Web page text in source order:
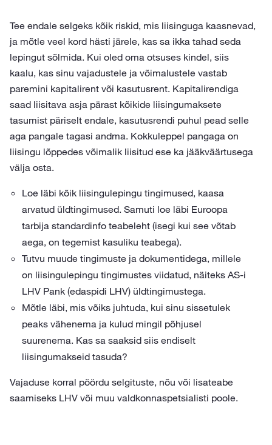
Tee endale selgeks kõik riskid, mis liisinguga kaasnevad,
ja mõtle veel kord hästi järele, kas sa ikka tahad seda
lepingut sõlmida. Kui oled oma otsuses kindel, siis
kaalu, kas sinu vajadustele ja võimalustele vastab
paremini kapitalirent või kasutusrent. Kapitalirendiga
saad liisitava asja pärast kõikide liisingumaksete
tasumist päriselt endale, kasutusrendi puhul pead selle
aga pangale tagasi andma. Kokkuleppel pangaga on
liisingu lõppedes võimalik liisitud ese ka jääkväärtusega
välja osta.
Loe läbi kõik liisingulepingu tingimused, kaasa
arvatud üldtingimused. Samuti loe läbi Euroopa
tarbija standardinfo teabeleht (isegi kui see võtab
aega, on tegemist kasuliku teabega).
Tutvu muude tingimuste ja dokumentidega, millele
on liisingulepingu tingimustes viidatud, näiteks AS-i
LHV Pank (edaspidi LHV) üldtingimustega.
Mõtle läbi, mis võiks juhtuda, kui sinu sissetulek
peaks vähenema ja kulud mingil põhjusel
suurenema. Kas sa saaksid siis endiselt
liisingumakseid tasuda?
Vajaduse korral pöördu selgituste, nõu või lisateabe
saamiseks LHV või muu valdkonnaspetsialisti poole.